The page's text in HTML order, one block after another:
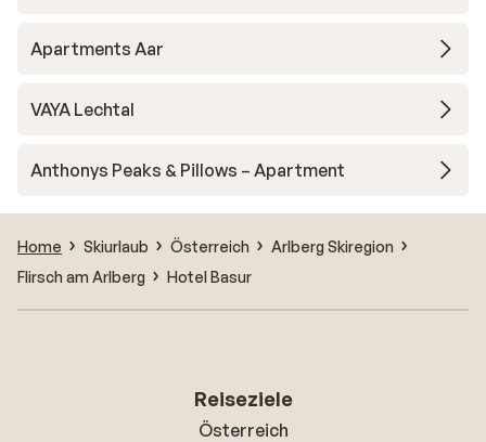
Apartments Aar
VAYA Lechtal
Anthonys Peaks & Pillows – Apartment
Home Skiurlaub Österreich
Arlberg Skiregion
Flirsch am Arlberg
Hotel Basur
Reiseziele
Österreich